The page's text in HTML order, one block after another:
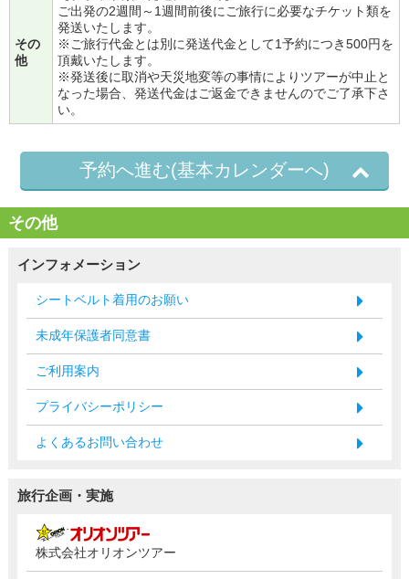
その
他
ご出発の2週間～1週間前後にご旅行に必要なチケット類を
発送いたします。
※ご旅行代金とは別に発送代金として1予約につき500円を
頂戴いたします。
※発送後に取消や天災地変等の事情によりツアーが中止と
なった場合、発送代金はご返金できませんのでご了承下さ
い。
予約へ進む(基本カレンダーへ)
その他
インフォメーション
シートベルト着用のお願い
未成年保護者同意書
ご利用案内
プライバシーポリシー
よくあるお問い合わせ
旅行企画・実施
株式会社オリオンツアー